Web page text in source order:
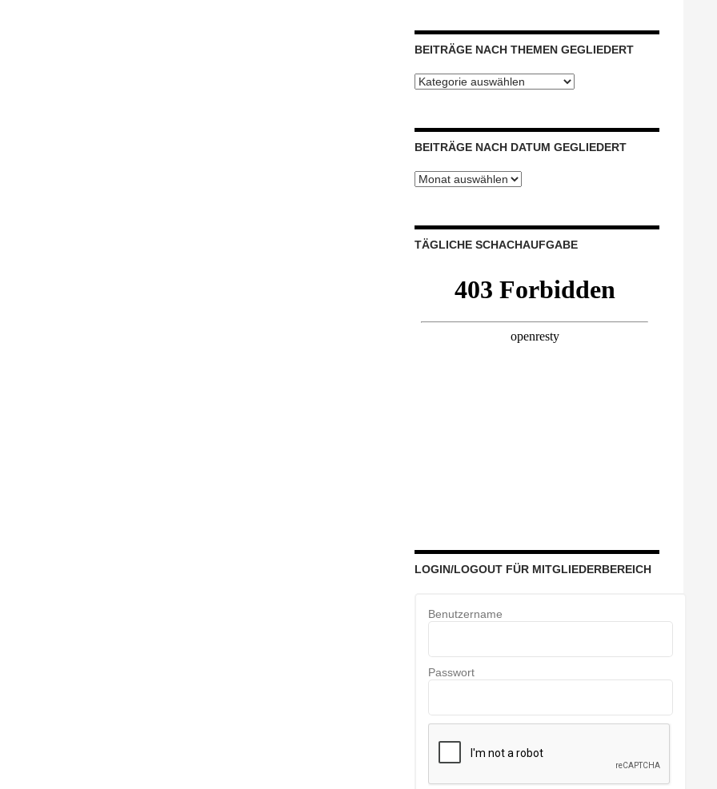
BEITRÄGE NACH THEMEN GEGLIEDERT
Beiträge
BEITRÄGE NACH DATUM GEGLIEDERT
Beiträge
TÄGLICHE SCHACHAUFGABE
LOGIN/LOGOUT FÜR MITGLIEDERBEREICH
Benutzername
Passwort